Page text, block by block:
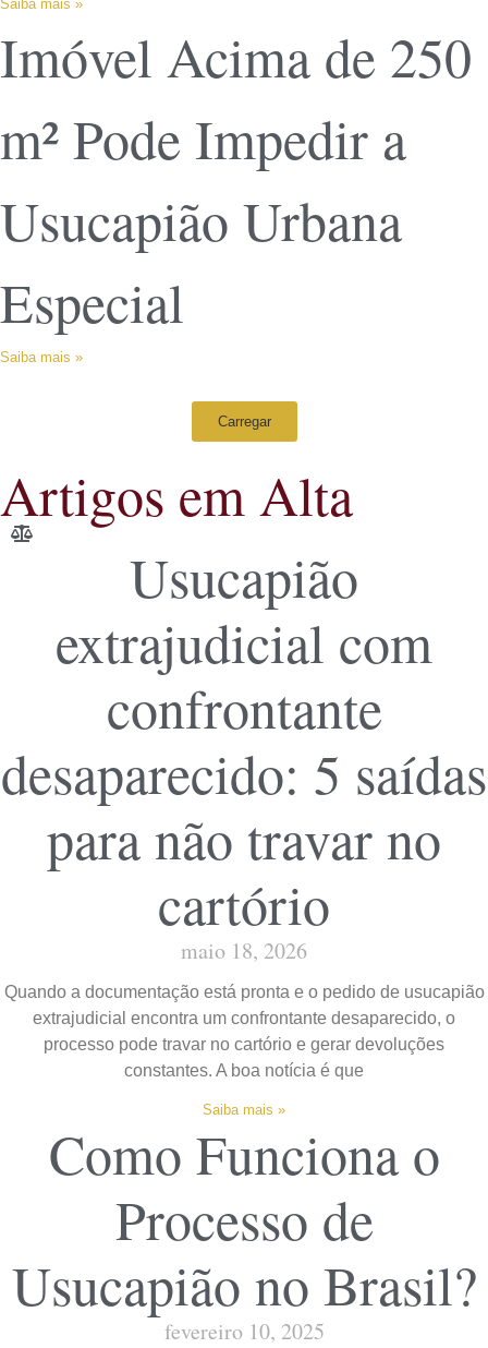
Saiba mais »
Imóvel Acima de 250
m² Pode Impedir a
Usucapião Urbana
Especial
Saiba mais »
Carregar
Artigos em Alta
Usucapião
extrajudicial com
confrontante
desaparecido: 5 saídas
para não travar no
cartório
maio 18, 2026
Quando a documentação está pronta e o pedido de usucapião
extrajudicial encontra um confrontante desaparecido, o
processo pode travar no cartório e gerar devoluções
constantes. A boa notícia é que
Saiba mais »
Como Funciona o
Processo de
Usucapião no Brasil?
fevereiro 10, 2025